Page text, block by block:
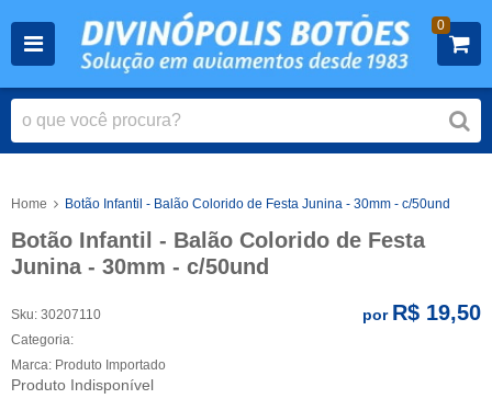
0
Home Botão Infantil - Balão Colorido de Festa Junina - 30mm - c/50und
Botão Infantil - Balão Colorido de Festa
Junina - 30mm - c/50und
Sku: 30207110
Categoria:
Marca: Produto Importado
Produto Indisponível
por R$ 19,50